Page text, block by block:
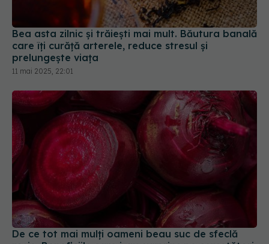
Bea asta zilnic și trăiești mai mult. Băutura banală
care îți curăță arterele, reduce stresul și
prelungește viața
11 mai 2025, 22:01
De ce tot mai mulți oameni beau suc de sfeclă
roșie. Beneficiile care i-au surprins pe cercetători
07 apr 2026, 12:20